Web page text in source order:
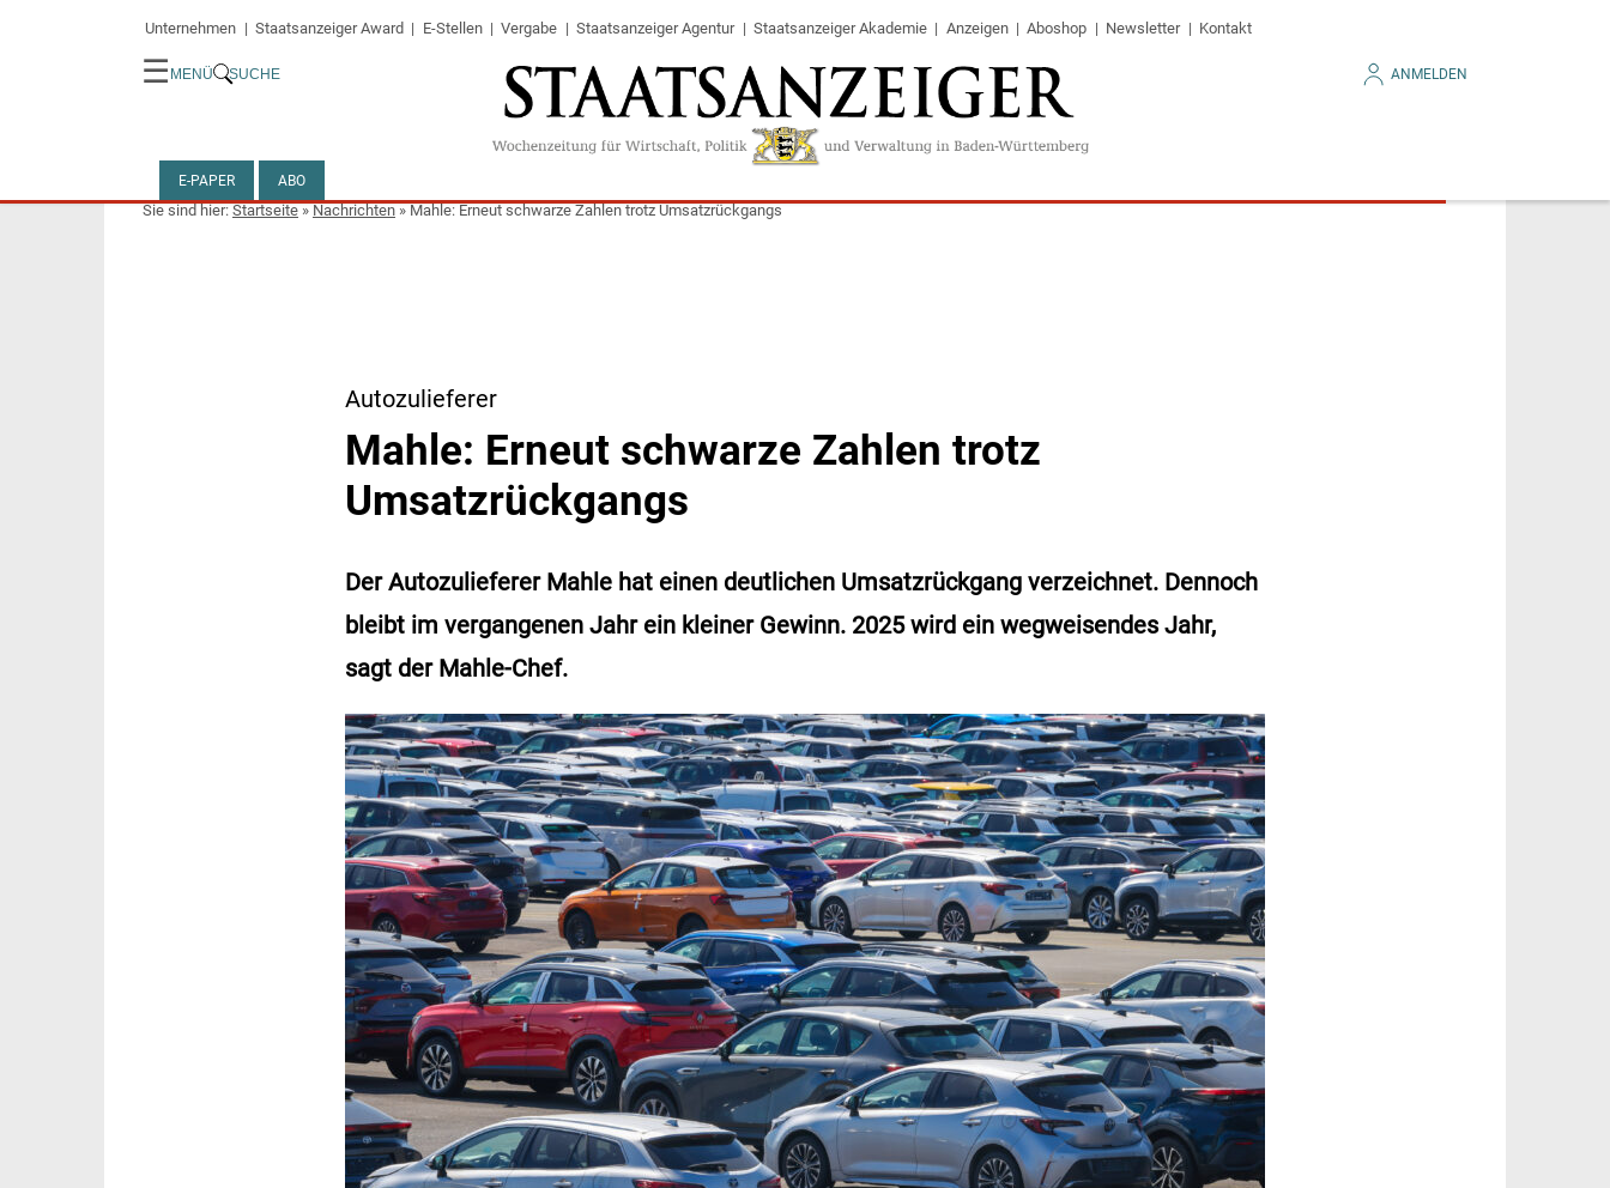
Unternehmen Staatsanzeiger Award E-Stellen Vergabe Staatsanzeiger Agentur Staatsanzeiger Akademie Anzeigen Aboshop Newsletter Kontakt
☰ MENÜ SUCHE ANMELDEN
E-PAPER ABO
Startseite»Nachrichten»Mahle: Erneut schwarze Zahlen trotz Umsatzrückgangs
Autozulieferer
Mahle: Erneut schwarze Zahlen trotz
Umsatzrückgangs
Der Autozulieferer Mahle hat einen deutlichen Umsatzrückgang verzeichnet. Dennoch
bleibt im vergangenen Jahr ein kleiner Gewinn. 2025 wird ein wegweisendes Jahr,
sagt der Mahle-Chef.